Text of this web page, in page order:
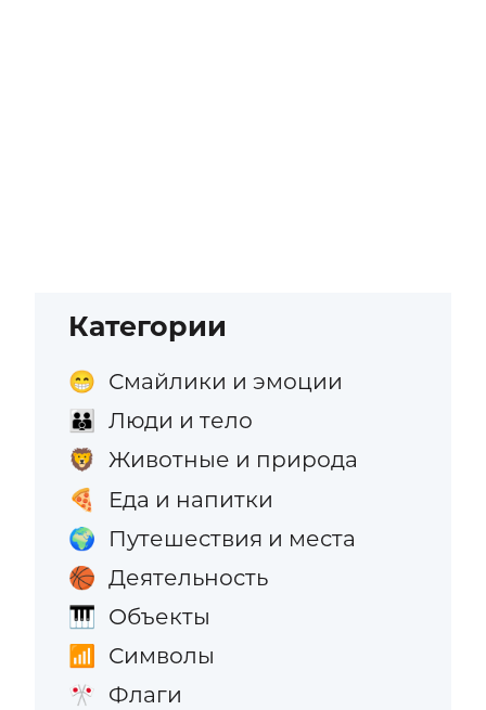
Категории
😁 Смайлики и эмоции
👪 Люди и тело
🦁 Животные и природа
🍕 Еда и напитки
🌍 Путешествия и места
🏀 Деятельность
🎹 Объекты
📶 Символы
🎌 Флаги